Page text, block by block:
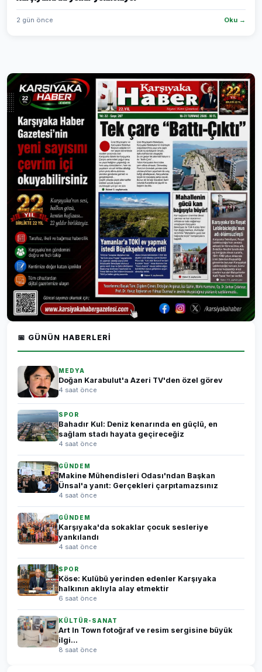
2 gün önce Oku →
📅 GÜNÜN HABERLERI
MEDYA
Doğan Karabulut'a Azeri TV'den özel görev
4 saat önce
SPOR
Bahadır Kul: Deniz kenarında en güçlü, en
sağlam stadı hayata geçireceğiz
4 saat önce
GÜNDEM
Makine Mühendisleri Odası'ndan Başkan
Ünsal'a yanıt: Gerçekleri çarpıtamazsınız
4 saat önce
GÜNDEM
Karşıyaka'da sokaklar çocuk sesleriye
yankılandı
4 saat önce
SPOR
Köse: Kulübü yerinden edenler Karşıyaka
halkının aklıyla alay etmektir
6 saat önce
KÜLTÜR-SANAT
Art In Town fotoğraf ve resim sergisine büyük
ilgi...
8 saat önce